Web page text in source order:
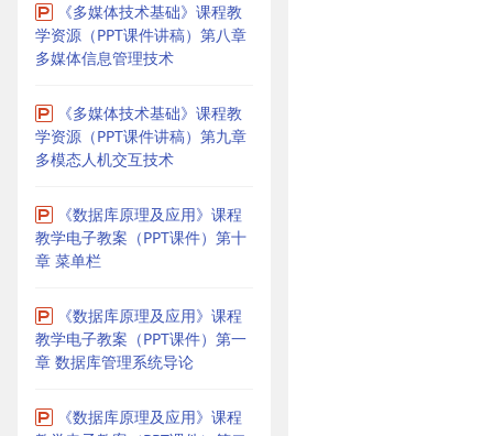
《多媒体技术基础》课程教
学资源（PPT课件讲稿）第八章
多媒体信息管理技术
《多媒体技术基础》课程教
学资源（PPT课件讲稿）第九章
多模态人机交互技术
《数据库原理及应用》课程
教学电子教案（PPT课件）第十
章 菜单栏
《数据库原理及应用》课程
教学电子教案（PPT课件）第一
章 数据库管理系统导论
《数据库原理及应用》课程